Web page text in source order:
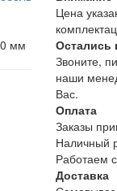
мм
Цена
Остались
Звоните,
наши
Вас.
Оплата
Заказы
Наличный
Работаем
Доставка